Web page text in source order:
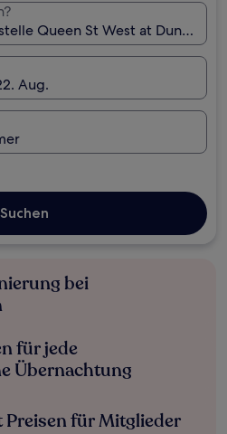
Queen St West at Dunn
Aug.
Suchen
bei
für jede
Übernachtung
für Mitglieder